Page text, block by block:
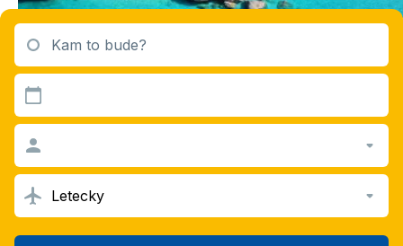
Kam to bude?
Letecky